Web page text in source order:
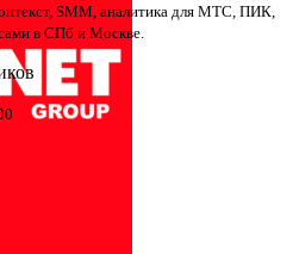
SMM, аналитика для МТС, ПИК,
в СПб и Москве.